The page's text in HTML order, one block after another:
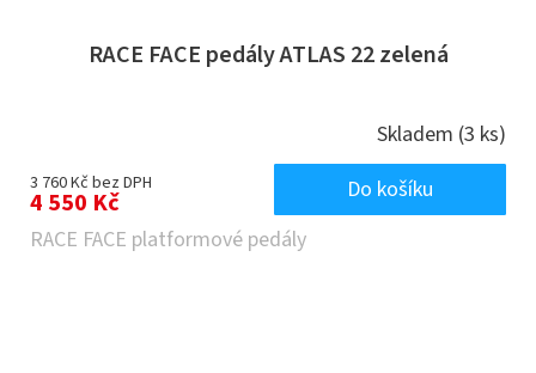
RACE FACE pedály ATLAS 22 zelená
Skladem (3 ks)
3 760 Kč bez DPH
4 550 Kč
Do košíku
RACE FACE platformové pedály